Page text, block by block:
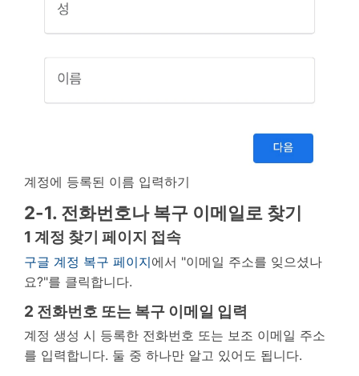
계정에 등록된 이름 입력하기
2-1. 전화번호나 복구 이메일로 찾기
1 계정 찾기 페이지 접속
구글 계정 복구 페이지에서 "이메일 주소를 잊으셨나
요?"를 클릭합니다.
2 전화번호 또는 복구 이메일 입력
계정 생성 시 등록한 전화번호 또는 보조 이메일 주소
를 입력합니다. 둘 중 하나만 알고 있어도 됩니다.